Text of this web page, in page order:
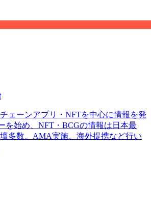
ェーンアプリ・NFTを中心に情報を発
を始め、NFT・BCGの情報は日本最
多数、AMA実施、海外提携など行い